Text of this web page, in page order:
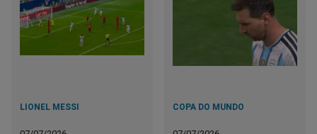
LIONEL MESSI COPA DO MUNDO